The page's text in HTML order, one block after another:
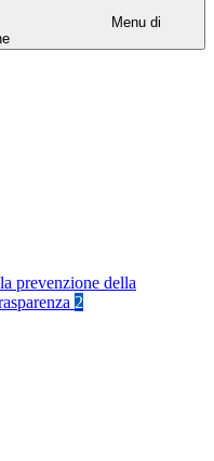
Menu di
prevenzione della
2